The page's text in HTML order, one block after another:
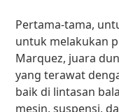
Pertama-tama,
untuk melakukan
Marquez, juara
yang terawat
baik di lintasan
mesin, suspensi,